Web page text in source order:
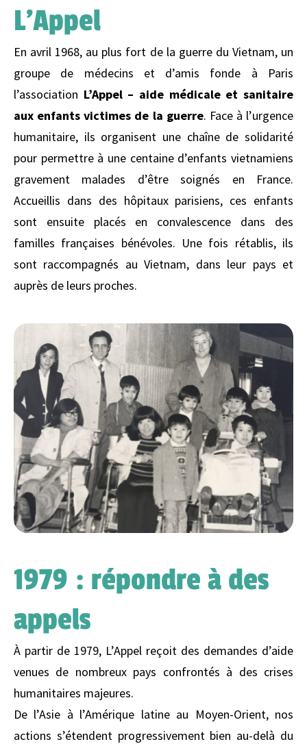
L’Appel
En avril 1968, au plus fort de la guerre du Vietnam, un
groupe de médecins et d’amis fonde à Paris
l’association L’Appel – aide médicale et sanitaire
aux enfants victimes de la guerre. Face à l’urgence
humanitaire, ils organisent une chaîne de solidarité
pour permettre à une centaine d’enfants vietnamiens
gravement malades d’être soignés en France.
Accueillis dans des hôpitaux parisiens, ces enfants
sont ensuite placés en convalescence dans des
familles françaises bénévoles. Une fois rétablis, ils
sont raccompagnés au Vietnam, dans leur pays et
auprès de leurs proches.
1979 : répondre à des
appels
À partir de 1979, L’Appel reçoit des demandes d’aide
venues de nombreux pays confrontés à des crises
humanitaires majeures.
De l’Asie à l’Amérique latine au Moyen-Orient, nos
actions s’étendent progressivement bien au-delà du